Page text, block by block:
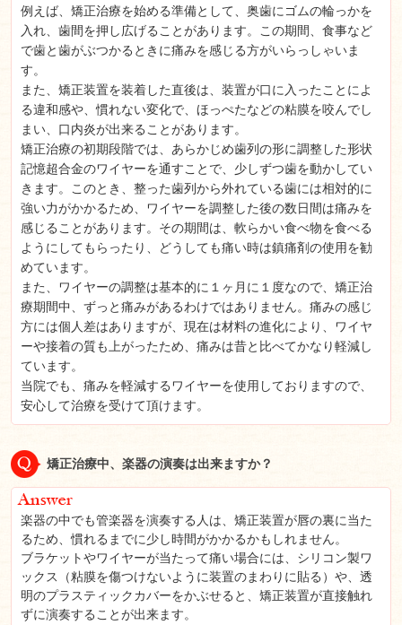
例えば、矯正治療を始める準備として、奥歯にゴムの輪っかを
入れ、歯間を押し広げることがあります。
この期間、食事など
で歯と歯がぶつかるときに痛みを感じる方がいらっしゃいま
す。
また、矯正装置を装着した直後は、装置が口に入ったことによ
る違和感や、慣れない変化で、ほっぺたなどの粘膜を咬んでし
まい、口内炎が出来ることがあります。
矯正治療の初期段階では、あらかじめ歯列の形に調整した形状
記憶超合金のワイヤーを通すことで、少しずつ歯を動かしてい
きます。このとき、整った歯列から外れている歯には相対的に
強い力がかかるため、ワイヤーを調整した後の数日間は痛みを
感じることがあります。その期間は、軟らかい食べ物を食べる
ようにしてもらったり、どうしても痛い時は鎮痛剤の使用を勧
めています。
また、ワイヤーの調整は基本的に１ヶ月に１度なので、矯正治
療期間中、ずっと痛みがあるわけではありません。痛みの感じ
方には個人差はありますが、現在は材料の進化により、ワイヤ
ーや接着の質も上がったため、痛みは昔と比べてかなり軽減し
ています。
当院でも、痛みを軽減するワイヤーを使用しておりますので、
安心して治療を受けて頂けます。
矯正治療中、楽器の演奏は出来ますか？
楽器の中でも管楽器を演奏する人は、矯正装置が唇の裏に当た
るため、慣れるまでに少し時間がかかるかもしれません。
ブラケットやワイヤーが当たって痛い場合には、シリコン製ワ
ックス（粘膜を傷つけないように装置のまわりに貼る）や、透
明のプラスティックカバーをかぶせると、矯正装置が直接触れ
ずに演奏することが出来ます。